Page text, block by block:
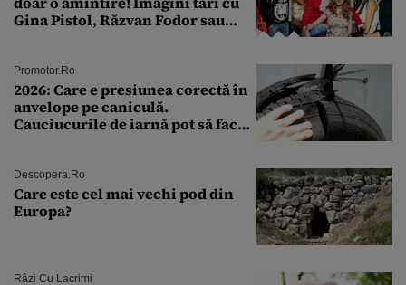
Gina Pistol, Răzvan Fodor sau
Promotor.ro
2026: Care e presiunea corectă în
anvelope pe caniculă.
Cauciucurile de iarnă pot să facă
Descopera.ro
Care este cel mai vechi pod din
Europa?
Râzi Cu Lacrimi